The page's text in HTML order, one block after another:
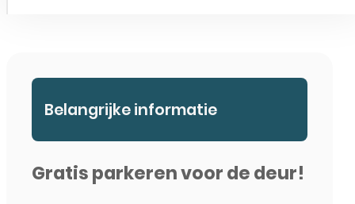
Belangrijke informatie
Gratis parkeren voor de deur!